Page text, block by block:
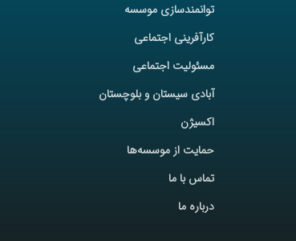
توانمندسازی موسسه
کارآفرینی اجتماعی
مسئولیت اجتماعی
آبادی سیستان و بلوچستان
اکسیژن
حمایت از موسسه‌ها
تماس با ما
درباره ما